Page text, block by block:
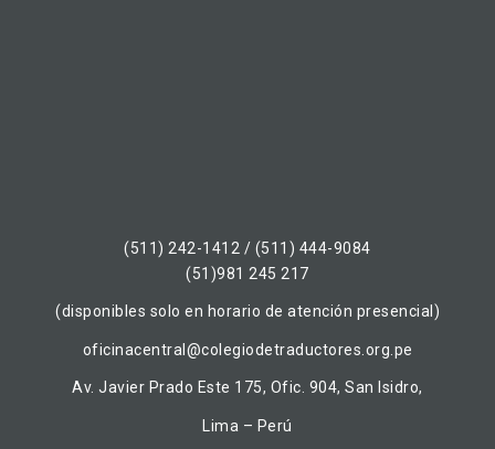
(511) 242-1412 / (511) 444-9084
(51)981 245 217
(disponibles solo en horario de atención presencial)
oficinacentral@colegiodetraductores.org.pe
Av. Javier Prado Este 175, Ofic. 904, San Isidro,
Lima – Perú